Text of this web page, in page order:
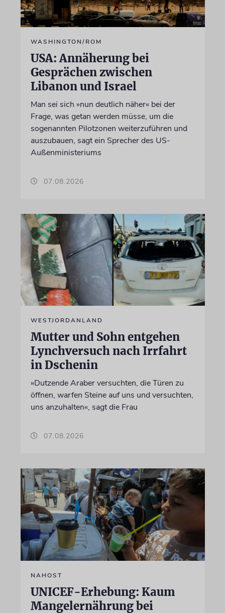
WASHINGTON/ROM
USA: Annäherung bei
Gesprächen zwischen
Libanon und Israel
Man sei sich »nun deutlich näher« bei der
Frage, was getan werden müsse, um die
sogenannten Pilotzonen weiterzuführen und
auszubauen, sagt ein Sprecher des US-
Außenministeriums
07.08.2026
WESTJORDANLAND
Mutter und Sohn entgehen
Lynchversuch nach Irrfahrt
in Dschenin
»Dutzende Araber versuchten, die Türen zu
öffnen, warfen Steine auf uns und versuchten,
uns anzuhalten«, sagt die Frau
07.08.2026
NAHOST
UNICEF-Erhebung: Kaum
Mangelernährung bei